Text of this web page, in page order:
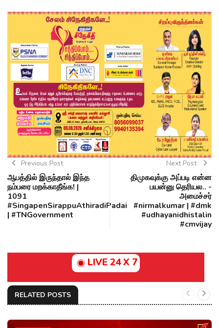
Previous Post
ஆபத்தில் இருந்தால் இந்த
நம்பரை மறக்காதீங்க! |
1091
#SingapenSirappuAthiradiPadai
| #TNGovernment
Next Post
திமுகவுக்கு அப்படி என்ன
பயன்னு தெரியல.. -
அமைச்சர்
#nirmalkumar | #dmk
#udhayanidhistalin
#cmvijay
LIVE 24 X 7
RELATED POSTS